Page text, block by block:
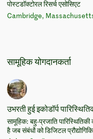
पोस्टडॉक्टोरल रिसर्च एसोसिएट
Cambridge,
सामूहिक योगदानकर्ता
उभरती हुई इकोडॉर्प
सामूहिक: बहु-प्रजाति
है जब संबंधों को डिजिटल